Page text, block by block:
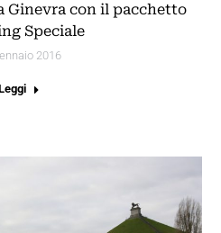
Ginevra con il pacchetto
Speciale
2016